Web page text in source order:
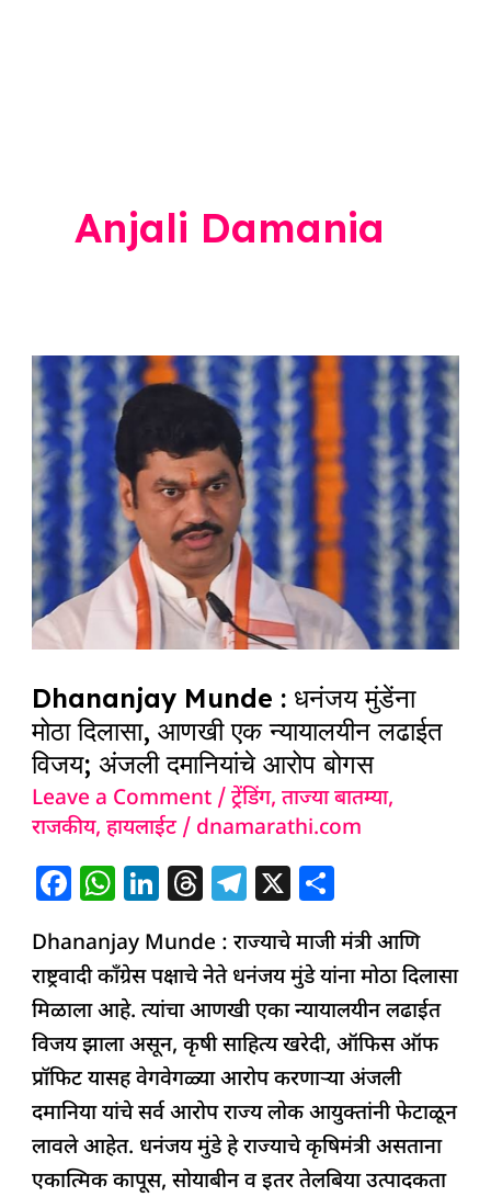
Anjali Damania
Dhananjay Munde : धनंजय मुंडेंना
मोठा दिलासा, आणखी एक न्यायालयीन लढाईत
विजय; अंजली दमानियांचे आरोप बोगस
Leave a Comment /ट्रेंडिंग,ताज्या बातम्या,
राजकीय,हायलाईट/ dnamarathi.com
F
c
e
b
o
o
k
W
at
s
A
p
p
Li
k
e
dI
n
T
re
a
d
s
T
e
g
ra
m
X
ar
e
Dhananjay Munde : राज्याचे माजी मंत्री आणि
राष्ट्रवादी काँग्रेस पक्षाचे नेते धनंजय मुंडे यांना मोठा दिलासा
मिळाला आहे. त्यांचा आणखी एका न्यायालयीन लढाईत
विजय झाला असून, कृषी साहित्य खरेदी, ऑफिस ऑफ
प्रॉफिट यासह वेगवेगळ्या आरोप करणाऱ्या अंजली
दमानिया यांचे सर्व आरोप राज्य लोक आयुक्तांनी फेटाळून
लावले आहेत. धनंजय मुंडे हे राज्याचे कृषिमंत्री असताना
एकात्मिक कापूस, सोयाबीन व इतर तेलबिया उत्पादकता
Dhananjay
Munde
:
धनंजय
मुंडेंना
मोठा
दिलासा,
आणखी
एक
लढाईत
विजय;
अंजली
दमानियांचे
बोगस